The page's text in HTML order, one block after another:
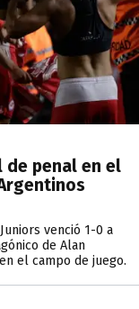
de penal en el
venció 1-0 a
de Alan
el campo de juego.